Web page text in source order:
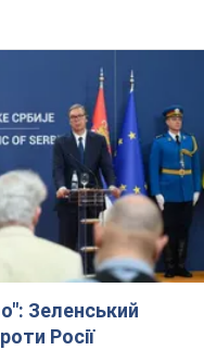
Зеленський
Росії